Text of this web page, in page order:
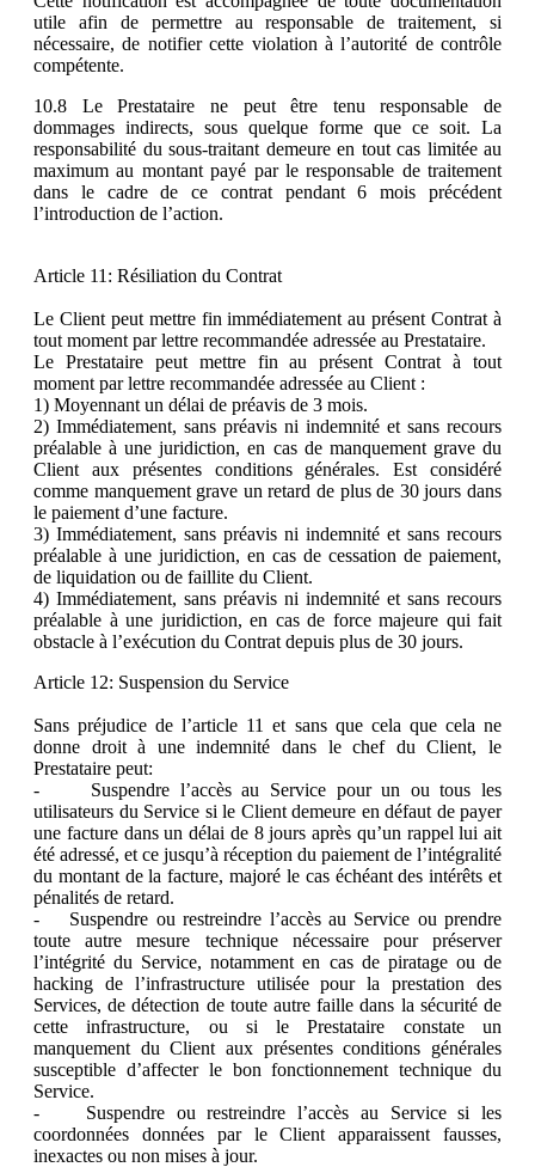
utile afin de permettre au responsable de traitement, si
nécessaire, de notifier cette violation à l’autorité de contrôle
compétente.
10.8 Le Prestataire ne peut être tenu responsable de
dommages indirects, sous quelque forme que ce soit. La
responsabilité du sous-traitant demeure en tout cas limitée au
maximum au montant payé par le responsable de traitement
dans le cadre de ce contrat pendant 6 mois précédent
l’introduction de l’action.
Article 11: Résiliation du Contrat
Le Client peut mettre fin immédiatement au présent Contrat à
tout moment par lettre recommandée adressée au Prestataire.
Le Prestataire peut mettre fin au présent Contrat à tout
moment par lettre recommandée adressée au Client :
1) Moyennant un délai de préavis de 3 mois.
2) Immédiatement, sans préavis ni indemnité et sans recours
préalable à une juridiction, en cas de manquement grave du
Client aux présentes conditions générales. Est considéré
comme manquement grave un retard de plus de 30 jours dans
le paiement d’une facture.
3) Immédiatement, sans préavis ni indemnité et sans recours
préalable à une juridiction, en cas de cessation de paiement,
de liquidation ou de faillite du Client.
4) Immédiatement, sans préavis ni indemnité et sans recours
préalable à une juridiction, en cas de force majeure qui fait
obstacle à l’exécution du Contrat depuis plus de 30 jours.
Article 12: Suspension du Service
Sans préjudice de l’article 11 et sans que cela que cela ne
donne droit à une indemnité dans le chef du Client, le
Prestataire peut:
- Suspendre l’accès au Service pour un ou tous les
utilisateurs du Service si le Client demeure en défaut de payer
une facture dans un délai de 8 jours après qu’un rappel lui ait
été adressé, et ce jusqu’à réception du paiement de l’intégralité
du montant de la facture, majoré le cas échéant des intérêts et
pénalités de retard.
- Suspendre ou restreindre l’accès au Service ou prendre
toute autre mesure technique nécessaire pour préserver
l’intégrité du Service, notamment en cas de piratage ou de
hacking de l’infrastructure utilisée pour la prestation des
Services, de détection de toute autre faille dans la sécurité de
cette infrastructure, ou si le Prestataire constate un
manquement du Client aux présentes conditions générales
susceptible d’affecter le bon fonctionnement technique du
Service.
- Suspendre ou restreindre l’accès au Service si les
coordonnées données par le Client apparaissent fausses,
inexactes ou non mises à jour.